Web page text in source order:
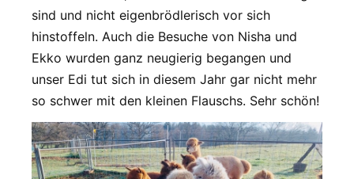
sind und nicht eigenbrödlerisch vor sich
hinstoffeln. Auch die Besuche von Nisha und
Ekko wurden ganz neugierig begangen und
unser Edi tut sich in diesem Jahr gar nicht mehr
so schwer mit den kleinen Flauschs. Sehr schön!